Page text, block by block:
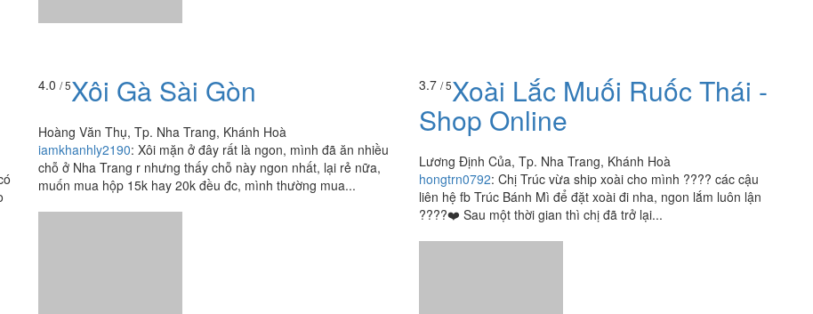
Hoàng Văn Thụ, Tp. Nha Trang, Khánh Hoà
iamkhanhly2190:Xôi mặn ở đây rất là ngon, mình đã ăn nhiều
muốn mua hộp 15k hay 20k đều đc, mình thường mua...
Shop Online
Lương Định Của, Tp. Nha Trang, Khánh Hoà
hongtrn0792:Chị Trúc vừa ship xoài cho mình ???? các cậu
????❤️ Sau một thời gian thì chị đã trở lại...